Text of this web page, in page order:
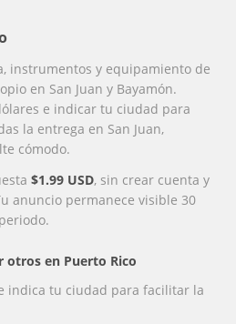
instrumentos y equipamiento de
en San Juan y Bayamón.
e indicar tu ciudad para
la entrega en San Juan,
cómodo.
$1.99 USD, sin crear cuenta y
anuncio permanece visible 30
otros en Puerto Rico
indica tu ciudad para facilitar la